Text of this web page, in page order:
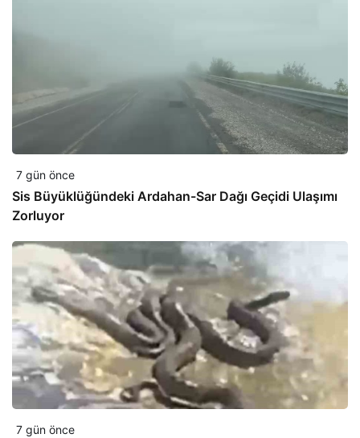
7 gün önce
Sis Büyüklüğündeki Ardahan-Sar Dağı Geçidi Ulaşımı
Zorluyor
7 gün önce